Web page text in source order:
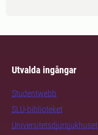
Utvalda ingångar
Studentwebb
SLU-biblioteket
Universitetsdjursjukhuset